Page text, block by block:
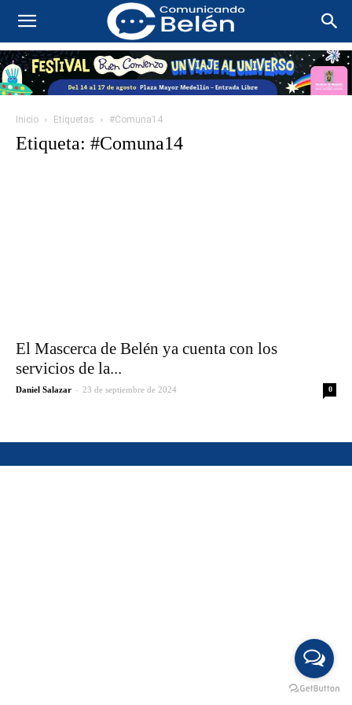
Inicio Etiquetas #Comuna14
Etiqueta: #Comuna14
El Mascerca de Belén ya cuenta con los
servicios de la...
Daniel Salazar - 23 de septiembre de 2024 0